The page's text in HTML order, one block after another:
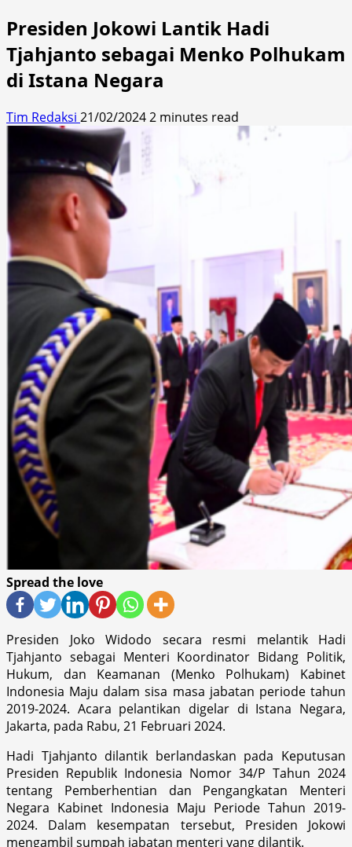
Presiden Jokowi Lantik Hadi
Tjahjanto sebagai Menko Polhukam
di Istana Negara
Tim Redaksi 21/02/20242 minutes read
Spread the love
Presiden Joko Widodo secara resmi melantik Hadi
Tjahjanto sebagai Menteri Koordinator Bidang Politik,
Hukum, dan Keamanan (Menko Polhukam) Kabinet
Indonesia Maju dalam sisa masa jabatan periode tahun
2019-2024. Acara pelantikan digelar di Istana Negara,
Jakarta, pada Rabu, 21 Februari 2024.
Hadi Tjahjanto dilantik berlandaskan pada Keputusan
Presiden Republik Indonesia Nomor 34/P Tahun 2024
tentang Pemberhentian dan Pengangkatan Menteri
Negara Kabinet Indonesia Maju Periode Tahun 2019-
2024. Dalam kesempatan tersebut, Presiden Jokowi
mengambil sumpah jabatan menteri yang dilantik.